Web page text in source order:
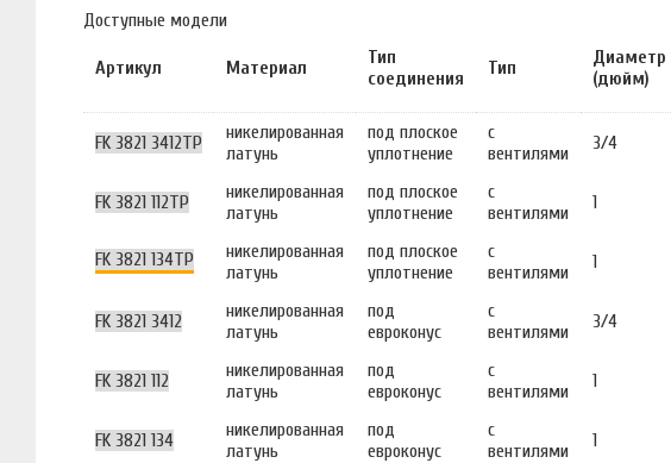
Доступные модели
Артикул Материал
Тип
соединения
Тип
Диаметр
(дюйм)
FK 3821 3412TP
никелированная
латунь
под плоское
уплотнение
с
вентилями
3/4
FK 3821 112TP
никелированная
латунь
под плоское
уплотнение
с
вентилями
1
FK 3821 134TP
никелированная
латунь
под плоское
уплотнение
с
вентилями
1
FK 3821 3412
никелированная
латунь
под
евроконус
с
вентилями
3/4
FK 3821 112
никелированная
латунь
под
евроконус
с
вентилями
1
FK 3821 134
никелированная
латунь
под
евроконус
с
вентилями
1